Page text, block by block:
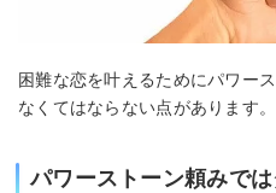
困難な恋を叶えるためにパワー
なくてはならない点があります
パワーストーン頼みでは